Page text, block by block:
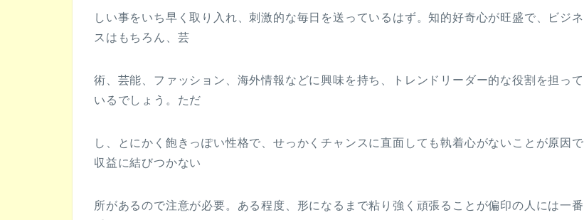
しい事をいち早く取り入れ、刺激的な毎日を送っているはず。知的好奇心が旺盛で、ビジネ
スはもちろん、芸
術、芸能、ファッション、海外情報などに興味を持ち、トレンドリーダー的な役割を担って
いるでしょう。ただ
し、とにかく飽きっぽい性格で、せっかくチャンスに直面しても執着心がないことが原因で
収益に結びつかない
所があるので注意が必要。ある程度、形になるまで粘り強く頑張ることが偏印の人には一番